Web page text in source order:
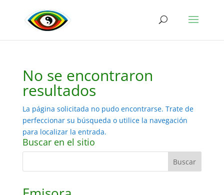
No se encontraron
resultados
La página solicitada no pudo encontrarse. Trate de
perfeccionar su búsqueda o utilice la navegación
para localizar la entrada.
Buscar en el sitio